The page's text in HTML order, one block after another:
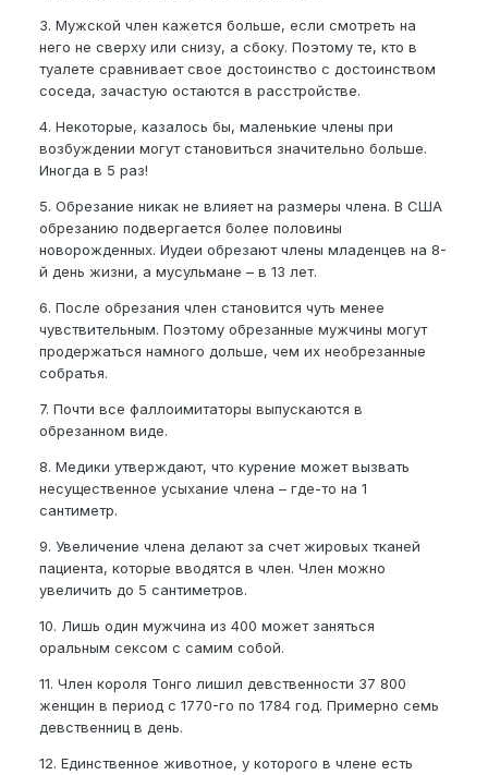
3. Мужской член кажется больше, если смотреть на
него не сверху или снизу, а сбоку. Поэтому те, кто в
туалете сравнивает свое достоинство с достоинством
соседа, зачастую остаются в расстройстве.
4. Некоторые, казалось бы, маленькие члены при
возбуждении могут становиться значительно больше.
Иногда в 5 раз!
5. Обрезание никак не влияет на размеры члена. В США
обрезанию подвергается более половины
новорожденных. Иудеи обрезают члены младенцев на 8-
й день жизни, а мусульмане – в 13 лет.
6. После обрезания член становится чуть менее
чувствительным. Поэтому обрезанные мужчины могут
продержаться намного дольше, чем их необрезанные
собратья.
7. Почти все фаллоимитаторы выпускаются в
обрезанном виде.
8. Медики утверждают, что курение может вызвать
несущественное усыхание члена – где-то на 1
сантиметр.
9. Увеличение члена делают за счет жировых тканей
пациента, которые вводятся в член. Член можно
увеличить до 5 сантиметров.
10. Лишь один мужчина из 400 может заняться
оральным сексом с самим собой.
11. Член короля Тонго лишил девственности 37 800
женщин в период с 1770-го по 1784 год. Примерно семь
девственниц в день.
12. Единственное животное, у которого в члене есть